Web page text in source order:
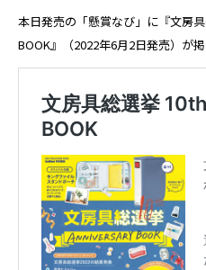
本日発売の「懸賞なび」に『文房具
BOOK』（2022年6月2日発売）が掲